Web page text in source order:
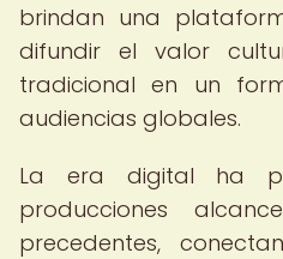
brindan una
difundir el valor
tradicional en un
audiencias globales.
La era digital ha
producciones
precedentes,